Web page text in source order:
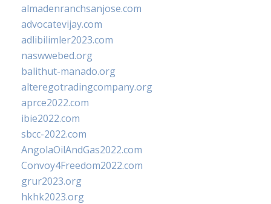
almadenranchsanjose.com
advocatevijay.com
adlibilimler2023.com
naswwebed.org
balithut-manado.org
alteregotradingcompany.org
aprce2022.com
ibie2022.com
sbcc-2022.com
AngolaOilAndGas2022.com
Convoy4Freedom2022.com
grur2023.org
hkhk2023.org